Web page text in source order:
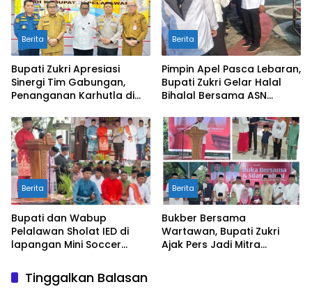
Berita
Bupati Zukri Apresiasi
Sinergi Tim Gabungan,
Penanganan Karhutla di
Berita
Pimpin Apel Pasca Lebaran,
Bupati Zukri Gelar Halal
Bihalal Bersama ASN
Berita
Bupati dan Wabup
Pelalawan Sholat IED di
lapangan Mini Soccer
Berita
Bukber Bersama
Wartawan, Bupati Zukri
Ajak Pers Jadi Mitra
Tinggalkan Balasan